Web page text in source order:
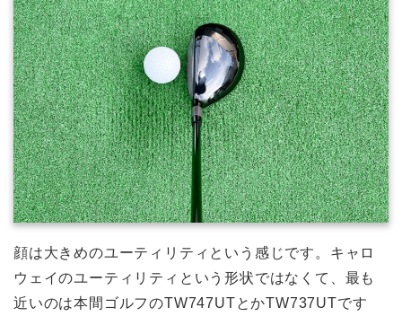
顔は大きめのユーティリティという感じです。キャロ
ウェイのユーティリティという形状ではなくて、最も
近いのは本間ゴルフのTW747UTとかTW737UTです